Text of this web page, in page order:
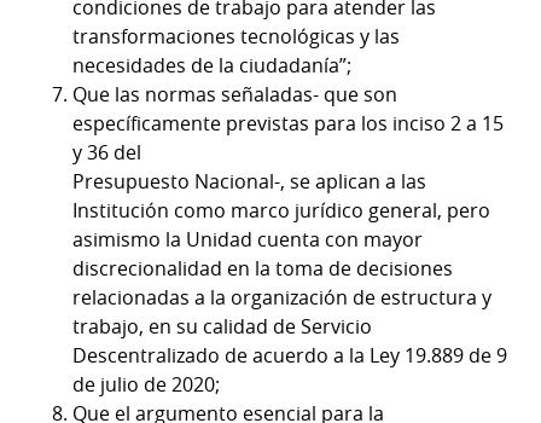
condiciones de trabajo para atender las
transformaciones tecnológicas y las
necesidades de la ciudadanía”;
Que las normas señaladas- que son
específicamente previstas para los inciso 2 a 15
y 36 del
Presupuesto Nacional-, se aplican a las
Institución como marco jurídico general, pero
asimismo la Unidad cuenta con mayor
discrecionalidad en la toma de decisiones
relacionadas a la organización de estructura y
trabajo, en su calidad de Servicio
Descentralizado de acuerdo a la Ley 19.889 de 9
de julio de 2020;
Que el argumento esencial para la